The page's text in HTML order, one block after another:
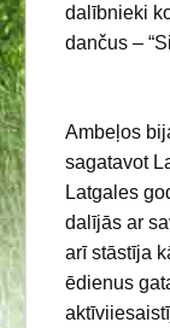
dalībnieki
dančus –
Ambeļos
sagatavot
Latgales
dalījās ar
arī stāstīja
ēdienus